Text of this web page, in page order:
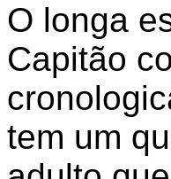
O longa
Capitão
tem um